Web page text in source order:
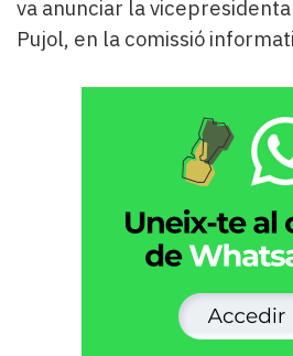
va anunciar la
Pujol, en la comissió